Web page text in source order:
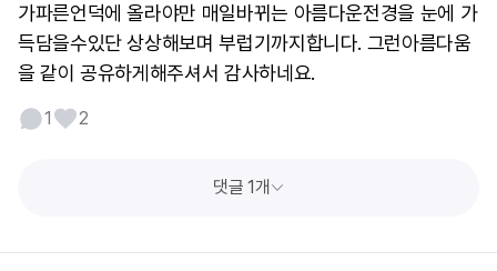
가파른언덕에 올라야만 매일바뀌는 아름다운전경을 눈에 가
득담을수있단 상상해보며 부럽기까지합니다. 그런아름다움
을 같이 공유하게해주셔서 감사하네요.
1 2
댓글 1개